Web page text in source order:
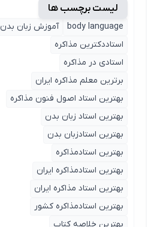
لیست برچسب ها
body language
آموزش زبان بدن
استاددکترین مذاکره
استادی در مذاکره
برترین معلم مذاکره ایران
بهترین استاد اصول ‌فنون مذاکره
بهترین استاد زبان بدن
بهترین استادزبان بدن
بهترین استادمذاکره
بهترین استادمذاکره ایران
بهترین استاد مذاکره ایران
بهترین استادمذاکره کشور
بهترین خلاصه کتاب